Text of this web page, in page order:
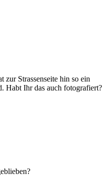
zur Strassenseite hin so ein
Habt Ihr das auch fotografiert?